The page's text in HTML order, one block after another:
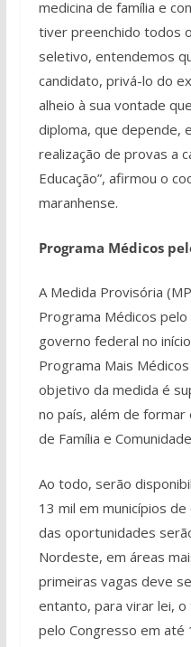
medicina de família e
tiver preenchido todos
seletivo, entendemos
candidato, privá-lo do
alheio à sua vontade
diploma, que depende,
realização de provas a
Educação”, afirmou o
maranhense.
Programa Médicos
A Medida Provisória
Programa Médicos
governo federal no
Programa Mais
objetivo da medida é
no país, além de formar
de Família e
Ao todo, serão
13 mil em municípios
das oportunidades
Nordeste, em áreas
primeiras vagas deve
entanto, para virar lei,
pelo Congresso em até